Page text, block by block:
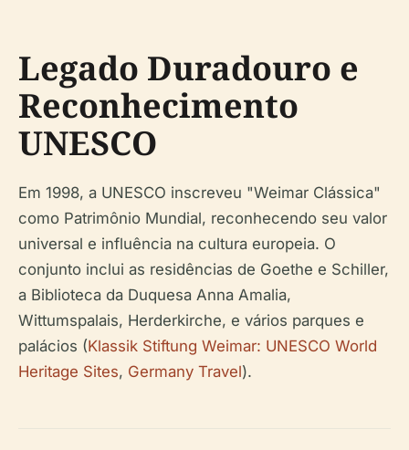
Legado Duradouro e
Reconhecimento
UNESCO
Em 1998, a UNESCO inscreveu "Weimar Clássica"
como Patrimônio Mundial, reconhecendo seu valor
universal e influência na cultura europeia. O
conjunto inclui as residências de Goethe e Schiller,
a Biblioteca da Duquesa Anna Amalia,
Wittumspalais, Herderkirche, e vários parques e
palácios (Klassik Stiftung Weimar: UNESCO World
Heritage Sites, Germany Travel).